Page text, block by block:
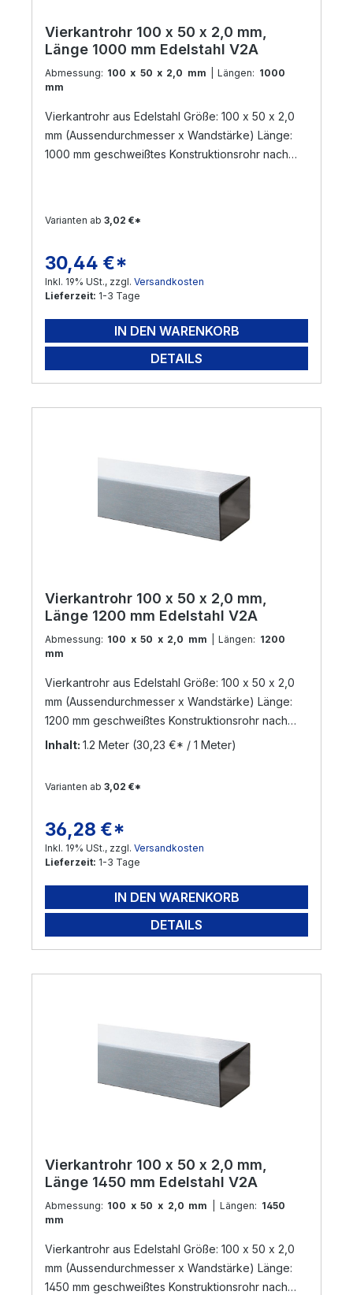
Vierkantrohr 100 x 50 x 2,0 mm,
Länge 1000 mm Edelstahl V2A
Abmessung: 100 x 50 x 2,0 mm | Längen: 1000
mm
Vierkantrohr aus Edelstahl Größe: 100 x 50 x 2,0
mm (Aussendurchmesser x Wandstärke) Länge:
1000 mm geschweißtes Konstruktionsrohr nach
Versand per Nachnahme nicht möglich!
bearbeiten wir Ihre Anfrage !
Varianten ab 3,02 €*
Regulärer Preis:
30,44 €*
Inkl. 19% USt., zzgl. Versandkosten
Lieferzeit: 1-3 Tage
IN DEN WARENKORB
DETAILS
Vierkantrohr 100 x 50 x 2,0 mm,
Länge 1200 mm Edelstahl V2A
Abmessung: 100 x 50 x 2,0 mm | Längen: 1200
mm
Vierkantrohr aus Edelstahl Größe: 100 x 50 x 2,0
mm (Aussendurchmesser x Wandstärke) Länge:
1200 mm geschweißtes Konstruktionsrohr nach
DIN 17455 / EN ISO 1127 Material: Edelstahl V2A,
Versand per Nachnahme nicht möglich!
bearbeiten wir Ihre Anfrage !
Inhalt: 1.2 Meter (30,23 €* / 1 Meter)
Varianten ab 3,02 €*
Regulärer Preis:
36,28 €*
Inkl. 19% USt., zzgl. Versandkosten
Lieferzeit: 1-3 Tage
IN DEN WARENKORB
DETAILS
Vierkantrohr 100 x 50 x 2,0 mm,
Länge 1450 mm Edelstahl V2A
Abmessung: 100 x 50 x 2,0 mm | Längen: 1450
mm
Vierkantrohr aus Edelstahl Größe: 100 x 50 x 2,0
mm (Aussendurchmesser x Wandstärke) Länge:
1450 mm geschweißtes Konstruktionsrohr nach